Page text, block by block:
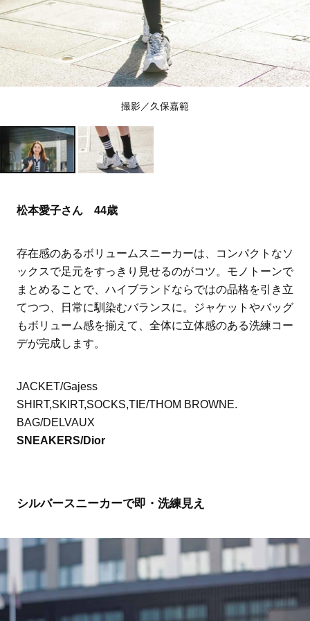
撮影／久保嘉範
松本愛子さん 44歳
存在感のあるボリュームスニーカーは、コンパクトなソ
ックスで足元をすっきり見せるのがコツ。モノトーンで
まとめることで、ハイブランドならではの品格を引き立
てつつ、日常に馴染むバランスに。ジャケットやバッグ
もボリューム感を揃えて、全体に立体感のある洗練コー
デが完成します。
JACKET/Gajess
SHIRT,SKIRT,SOCKS,TIE/THOM BROWNE.
BAG/DELVAUX
SNEAKERS/Dior
シルバースニーカーで即・洗練見え